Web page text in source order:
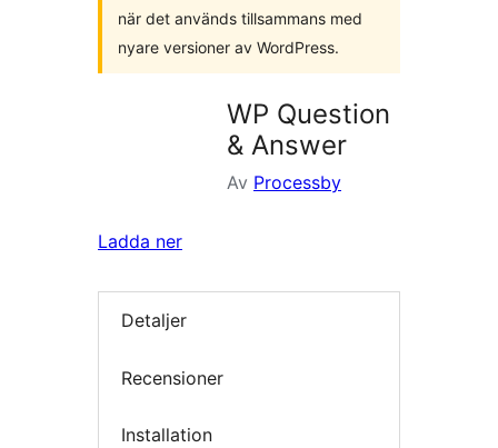
när det används tillsammans med
nyare versioner av WordPress.
WP Question
& Answer
Av Processby
Ladda ner
Detaljer
Recensioner
Installation